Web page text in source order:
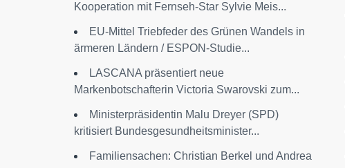
Kooperation mit Fernseh-Star Sylvie Meis...
EU-Mittel Triebfeder des Grünen Wandels in
ärmeren Ländern / ESPON-Studie...
LASCANA präsentiert neue
Markenbotschafterin Victoria Swarovski zum...
Ministerpräsidentin Malu Dreyer (SPD)
kritisiert Bundesgesundheitsminister...
Familiensachen: Christian Berkel und Andrea